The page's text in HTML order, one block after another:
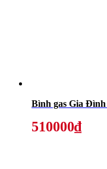
Bình gas Gia
510000₫